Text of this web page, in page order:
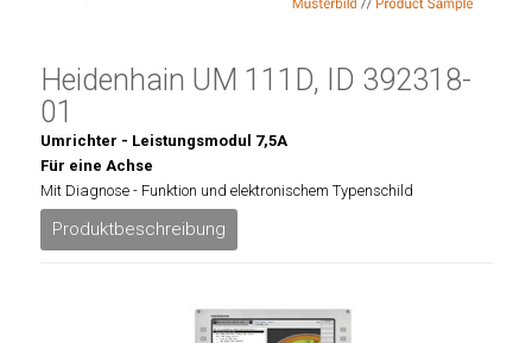
Heidenhain UM 111D, ID 392318-
01
Umrichter - Leistungsmodul 7,5A
Für eine Achse
Mit Diagnose - Funktion und elektronischem Typenschild
Produktbeschreibung